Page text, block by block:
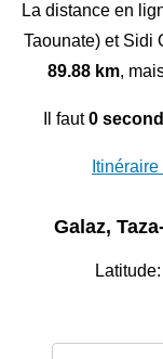
La distance en
Taounate) et Sidi
89.88 km,
Il faut0
Galaz,